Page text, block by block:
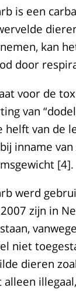
is een
kan
door
voor de
van
helft van de
inname
werd
zijn in
niet
dieren
alleen